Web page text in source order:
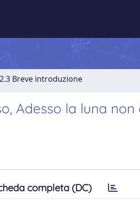
2.3 Breve introduzione
Adesso la luna
completa (DC)